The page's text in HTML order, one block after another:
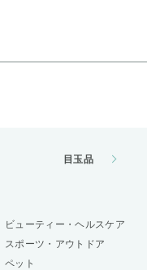
目玉品
ビューティー・ヘルスケア
スポーツ・アウトドア
ペット